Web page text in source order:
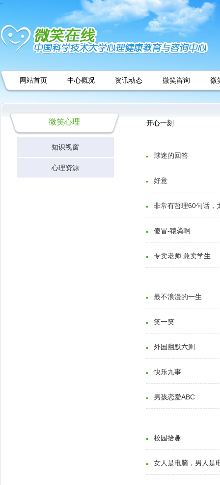
`
网站首页 中心概况 资讯动态 微笑咨询 微
微笑心理
知识视窗
基础理论
心理资源
开心一刻
球迷的回答
好意
非常有哲理60句话，
傻冒-猿粪啊
专卖老师 兼卖学生
最不浪漫的一生
笑一笑
外国幽默六则
快乐九事
男孩恋爱ABC
校园拾趣
女人是电脑，男人是